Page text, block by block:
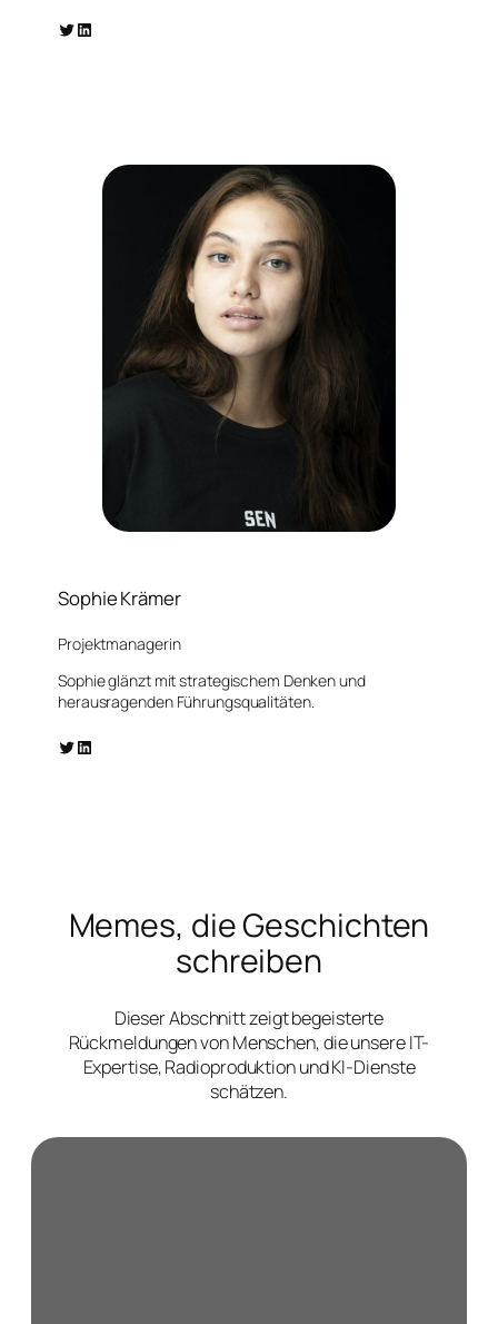
Twitter LinkedIn
Sophie Krämer
Projektmanagerin
Sophie glänzt mit strategischem Denken und
herausragenden Führungsqualitäten.
Twitter LinkedIn
Memes, die Geschichten
schreiben
Dieser Abschnitt zeigt begeisterte
Rückmeldungen von Menschen, die unsere IT-
Expertise, Radioproduktion und KI-Dienste
schätzen.